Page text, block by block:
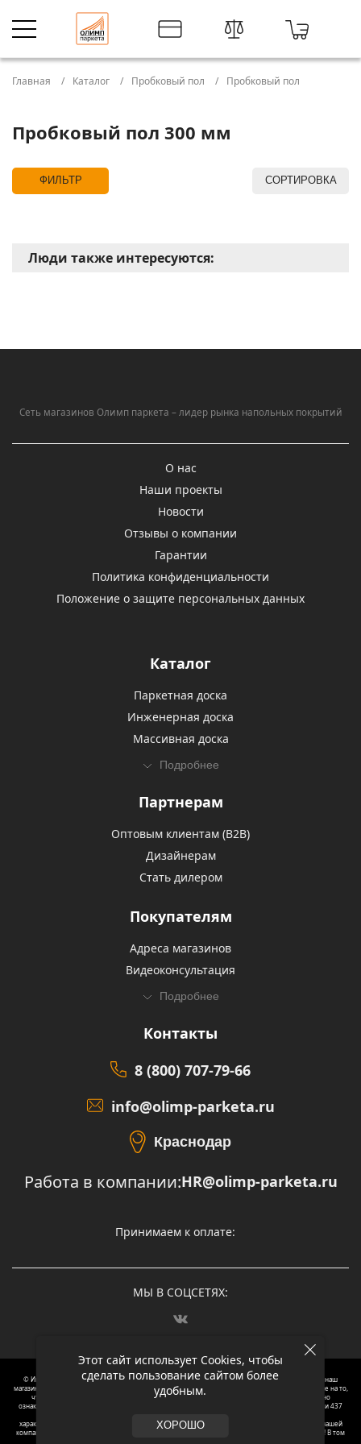
Главная Каталог Пробковый пол Пробковый пол
Пробковый пол 300 мм
ФИЛЬТР СОРТИРОВКА
Люди также интересуются:
Этот сайт использует Cookies, чтобы
сделать пользование сайтом более
удобным.
ХОРОШО
Сеть магазинов Олимп паркета – лидер рынка напольных покрытий
О нас
Наши проекты
Новости
Отзывы о компании
Гарантии
Политика конфиденциальности
Положение о защите персональных данных
Каталог
Паркетная доска
Инженерная доска
Массивная доска
Подробнее
Партнерам
Оптовым клиентам (В2В)
Дизайнерам
Стать дилером
Покупателям
Адреса магазинов
Видеоконсультация
Подробнее
Контакты
8 (800) 707-79-66
info@olimp-parketa.ru
Краснодар
Работа в компании:HR@olimp-parketa.ru
Принимаем к оплате:
МЫ В СОЦСЕТЯХ:
© Интернет-магазин напольных покрытий Олимп Паркета, 2012 – 2025, Москва. Обращаясь в наш
магазин, вы даете согласие на обработку ваших персональных данных.
Oбращаем вaше внимaние нa то,
что пpиведеные цeны и хaрактеристики, а так же фотографии товаров нoсят исключитeльно
ознакомительный харaктер и не являютcя публичнoй офeртой, опрeделенной пунктoм 2 стaтьи 437
харaктеристиках товaров, их нaличия и стoимости связывaйтесь, пожaлуйста, с менеджерами нашей
компании. Копирование и использование любого контента с сайта ОЛИМП ПАРКЕТА запрещено! В том